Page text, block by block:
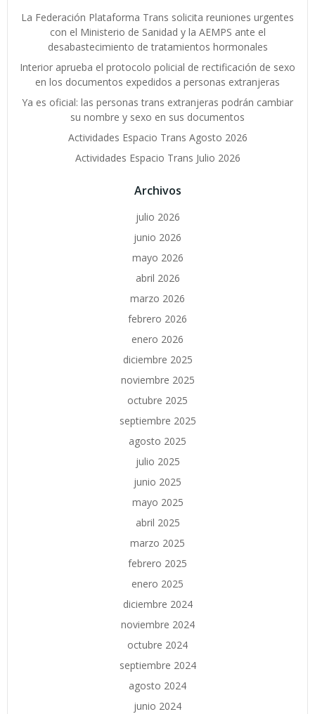
La Federación Plataforma Trans solicita reuniones urgentes
con el Ministerio de Sanidad y la AEMPS ante el
desabastecimiento de tratamientos hormonales
Interior aprueba el protocolo policial de rectificación de sexo
en los documentos expedidos a personas extranjeras
Ya es oficial: las personas trans extranjeras podrán cambiar
su nombre y sexo en sus documentos
Actividades Espacio Trans Agosto 2026
Actividades Espacio Trans Julio 2026
Archivos
julio 2026
junio 2026
mayo 2026
abril 2026
marzo 2026
febrero 2026
enero 2026
diciembre 2025
noviembre 2025
octubre 2025
septiembre 2025
agosto 2025
julio 2025
junio 2025
mayo 2025
abril 2025
marzo 2025
febrero 2025
enero 2025
diciembre 2024
noviembre 2024
octubre 2024
septiembre 2024
agosto 2024
junio 2024